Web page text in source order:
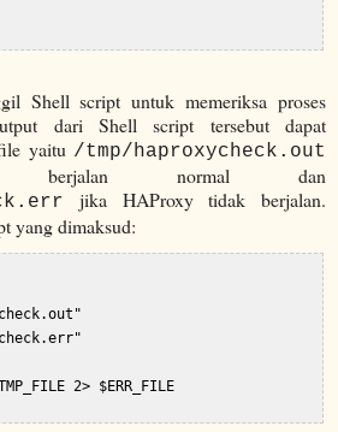
Shell script untuk memeriksa proses
dari Shell script tersebut dapat
yaitu /tmp/haproxycheck.out
berjalan normal dan
jika HAProxy tidak berjalan.
yang dimaksud:
2> $ERR_FILE